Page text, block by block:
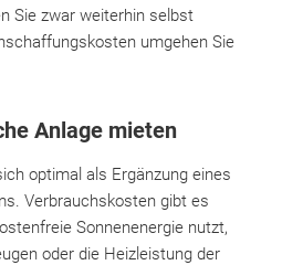
Sie zwar weiterhin selbst
umgehen Sie
Anlage mieten
optimal als Ergänzung eines
Verbrauchskosten gibt es
Sonnenenergie nutzt,
oder die Heizleistung der